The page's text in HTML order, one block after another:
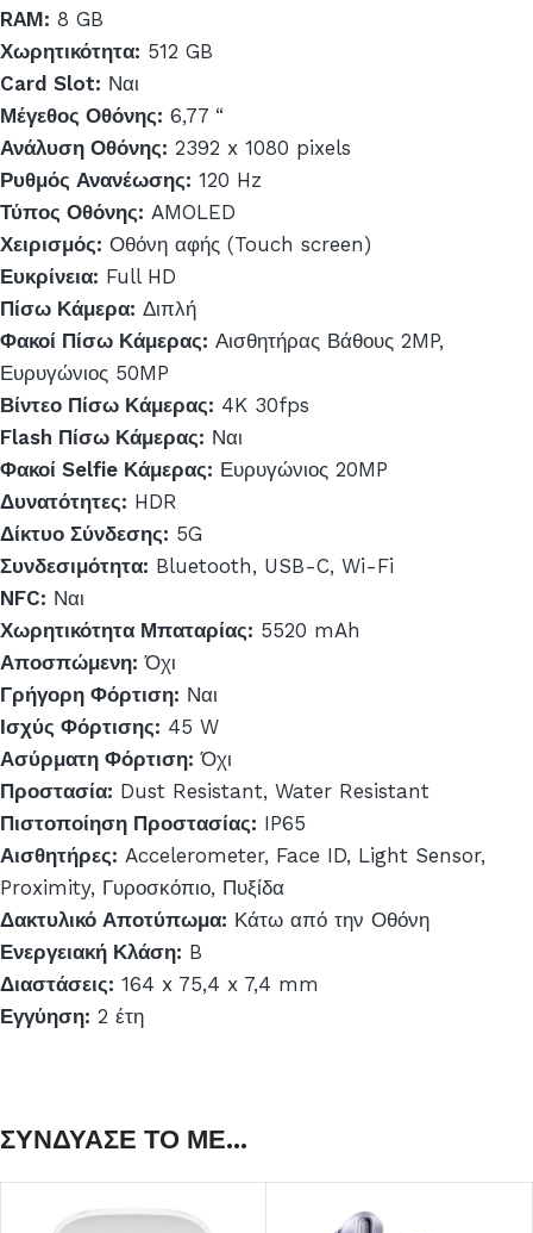
RAM: 8 GB
Χωρητικότητα: 512 GB
Card Slot: Ναι
Μέγεθος Οθόνης: 6,77 “
Ανάλυση Οθόνης: 2392 x 1080 pixels
Ρυθμός Ανανέωσης: 120 Hz
Τύπος Οθόνης: AMOLED
Χειρισμός: Οθόνη αφής (Touch screen)
Ευκρίνεια: Full HD
Πίσω Κάμερα: Διπλή
Φακοί Πίσω Κάμερας: Αισθητήρας Βάθους 2MP,
Ευρυγώνιος 50MP
Βίντεο Πίσω Κάμερας: 4K 30fps
Flash Πίσω Κάμερας: Ναι
Φακοί Selfie Κάμερας: Ευρυγώνιος 20MP
Δυνατότητες: HDR
Δίκτυο Σύνδεσης: 5G
Συνδεσιμότητα: Bluetooth, USB-C, Wi-Fi
NFC: Ναι
Χωρητικότητα Μπαταρίας: 5520 mAh
Αποσπώμενη: Όχι
Γρήγορη Φόρτιση: Ναι
Ισχύς Φόρτισης: 45 W
Ασύρματη Φόρτιση: Όχι
Προστασία: Dust Resistant, Water Resistant
Πιστοποίηση Προστασίας: IP65
Αισθητήρες: Accelerometer, Face ID, Light Sensor,
Proximity, Γυροσκόπιο, Πυξίδα
Δακτυλικό Αποτύπωμα: Κάτω από την Οθόνη
Ενεργειακή Κλάση: B
Διαστάσεις: 164 x 75,4 x 7,4 mm
Εγγύηση: 2 έτη
ΣΥΝΔΥΑΣΕ ΤΟ ΜΕ...